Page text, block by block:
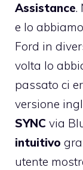
Assistance.
e lo
Ford in
volta lo
passato ci
versione
SYNC via
intuitivo
utente